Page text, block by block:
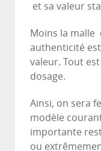
et sa valeur
Moins la malle
authenticité
valeur. Tout
dosage.
Ainsi, on sera
modèle
importante
ou